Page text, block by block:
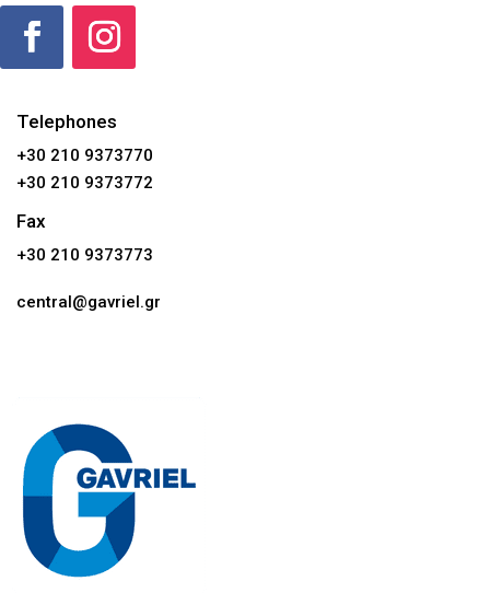
Telephones
+30 210 9373770
+30 210 9373772
Fax
+30 210 9373773
central@gavriel.gr